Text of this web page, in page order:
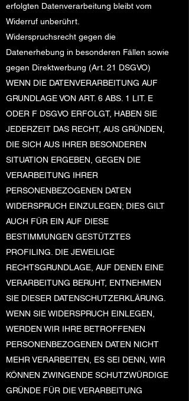
erfolgten Datenverarbeitung bleibt vom
Widerruf unberührt.
Widerspruchsrecht gegen die
Datenerhebung in besonderen Fällen sowie
gegen Direktwerbung (Art. 21 DSGVO)
WENN DIE DATENVERARBEITUNG AUF
GRUNDLAGE VON ART. 6 ABS. 1 LIT. E
ODER F DSGVO ERFOLGT, HABEN SIE
JEDERZEIT DAS RECHT, AUS GRÜNDEN,
DIE SICH AUS IHRER BESONDEREN
SITUATION ERGEBEN, GEGEN DIE
VERARBEITUNG IHRER
PERSONENBEZOGENEN DATEN
WIDERSPRUCH EINZULEGEN; DIES GILT
AUCH FÜR EIN AUF DIESE
BESTIMMUNGEN GESTÜTZTES
PROFILING. DIE JEWEILIGE
RECHTSGRUNDLAGE, AUF DENEN EINE
VERARBEITUNG BERUHT, ENTNEHMEN
SIE DIESER DATENSCHUTZERKLÄRUNG.
WENN SIE WIDERSPRUCH EINLEGEN,
WERDEN WIR IHRE BETROFFENEN
PERSONENBEZOGENEN DATEN NICHT
MEHR VERARBEITEN, ES SEI DENN, WIR
KÖNNEN ZWINGENDE SCHUTZWÜRDIGE
GRÜNDE FÜR DIE VERARBEITUNG